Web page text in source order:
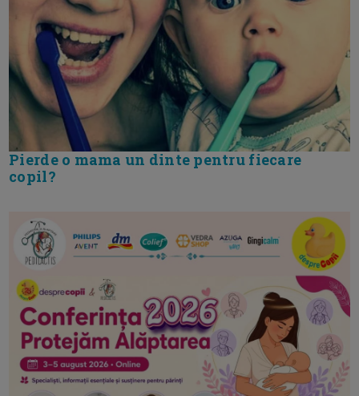
Pierde o mama un dinte pentru fiecare
copil?